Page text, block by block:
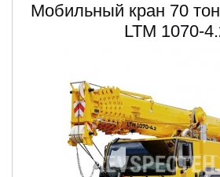
Мобильный кран 70
LTM 1070-